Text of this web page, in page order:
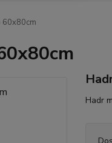
60x80cm
Hadr